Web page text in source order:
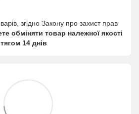
згідно Закону про захист прав
обміняти товар належної якості
14 днів